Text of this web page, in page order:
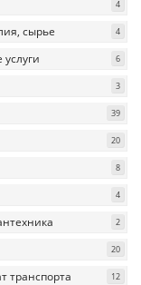
4
сырье 4
6
3
39
20
8
4
2
20
транспорта 12